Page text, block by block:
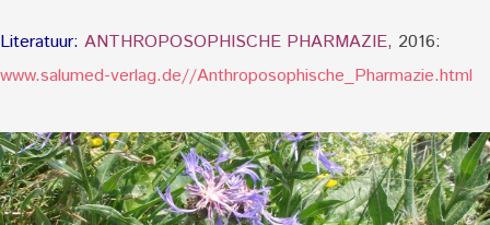
Literatuur: ANTHROPOSOPHISCHE PHARMAZIE, 2016:
www.salumed-verlag.de//Anthroposophische_Pharmazie.html